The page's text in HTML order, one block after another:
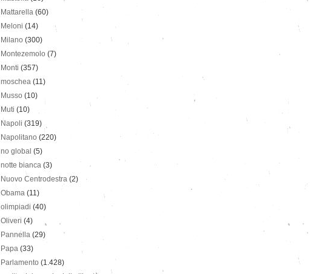
Mattarella (60)
Meloni (14)
Milano (300)
Montezemolo (7)
Monti (357)
moschea (11)
Musso (10)
Muti (10)
Napoli (319)
Napolitano (220)
no global (5)
notte bianca (3)
Nuovo Centrodestra (2)
Obama (11)
olimpiadi (40)
Oliveri (4)
Pannella (29)
Papa (33)
Parlamento (1.428)